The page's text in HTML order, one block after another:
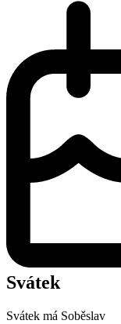
Svátek
Svátek má Soběslav